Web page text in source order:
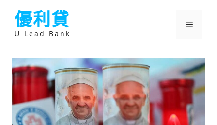
優利貸
U Lead Bank
選